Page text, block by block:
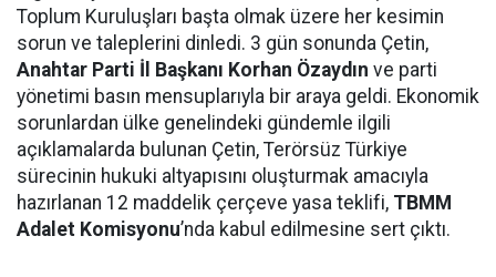
Toplum Kuruluşları başta olmak üzere her kesimin
sorun ve taleplerini dinledi. 3 gün sonunda Çetin,
Anahtar Parti İl Başkanı Korhan Özaydın ve parti
yönetimi basın mensuplarıyla bir araya geldi. Ekonomik
sorunlardan ülke genelindeki gündemle ilgili
açıklamalarda bulunan Çetin, Terörsüz Türkiye
sürecinin hukuki altyapısını oluşturmak amacıyla
hazırlanan 12 maddelik çerçeve yasa teklifi, TBMM
Adalet Komisyonu’nda kabul edilmesine sert çıktı.